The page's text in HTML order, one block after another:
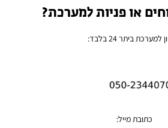
או פניות למערכת?
ביתר 24 בלבד:
כתובת מייל: